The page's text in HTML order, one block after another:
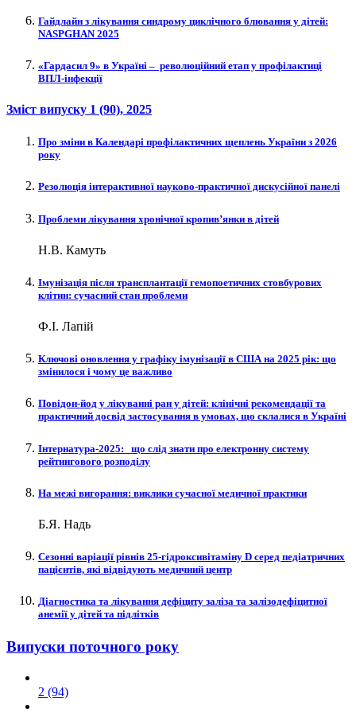
Гайдлайн з лікування синдрому циклічного блювання у дітей:
NASPGHAN 2025
«Гардасил 9» в Україні – ​ революційний етап у профілактиці
ВПЛ-інфекції
Зміст випуску 1 (90), 2025
Про зміни в Календарі профілактичних щеплень України з 2026
року
Резолюція інтерактивної науково‑практичної дискусійної панелі
Проблеми лікування хронічної кропив’янки в дітей
Н.В. Камуть
Імунізація після трансплантації гемопоетичних стовбурових
клітин: сучасний стан проблеми
Ф.І. Лапій
Ключові оновлення у графіку імунізації в США на 2025 рік: що
змінилося і чому це важливо
Повідон-йод у лікуванні ран у дітей: клінічні рекомендації та
практичний досвід застосування в умовах, що склалися в Україні
Інтернатура‑2025: що слід знати про електронну систему
рейтингового розподілу
На межі вигорання: виклики сучасної медичної практики
Б.Я. Надь
Сезонні варіації рівнів 25-гідроксивітаміну D серед педіатричних
пацієнтів, які відвідують медичний центр
Діагностика та лікування дефіциту заліза та залізодефіцитної
анемії у дітей та підлітків
Випуски поточного року
2 (94)